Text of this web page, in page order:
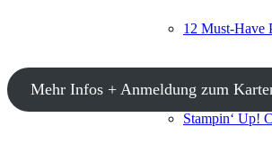
12 Must-Have
Stampin‘ Up!
Mehr Infos + Anmeldung zum